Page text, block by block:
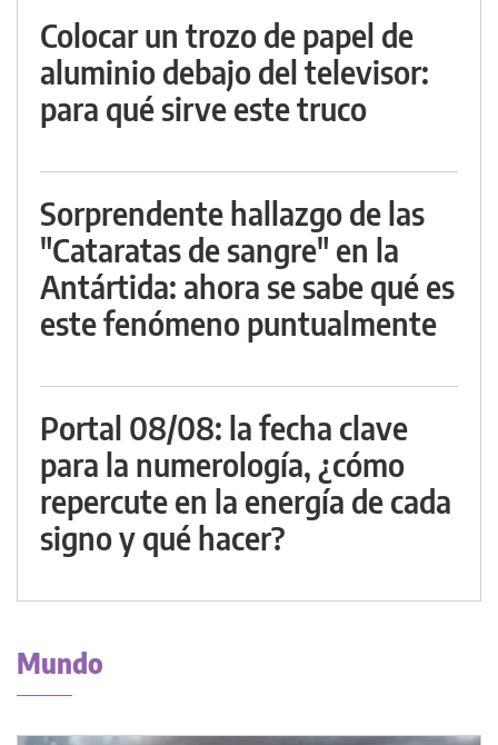
Colocar un trozo de papel de
aluminio debajo del televisor:
para qué sirve este truco
Sorprendente hallazgo de las
"Cataratas de sangre" en la
Antártida: ahora se sabe qué es
este fenómeno puntualmente
Portal 08/08: la fecha clave
para la numerología, ¿cómo
repercute en la energía de cada
signo y qué hacer?
Mundo